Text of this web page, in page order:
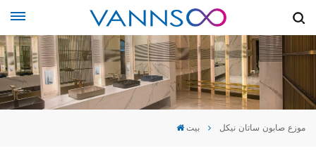
بيت موزع صابون ساتان نيكل